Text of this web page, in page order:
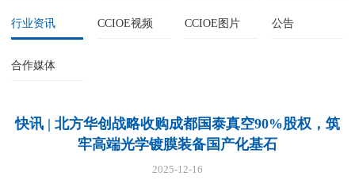
行业资讯 CCIOE视频 CCIOE图片 公告
合作媒体
快讯 | 北方华创战略收购成都国泰真空90%股权，筑
牢高端光学镀膜装备国产化基石
2025-12-16